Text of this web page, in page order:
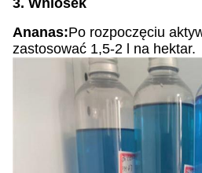
3. Wniosek
Ananas:Po rozpoczęciu
zastosować 1,5-2 l na hektar.